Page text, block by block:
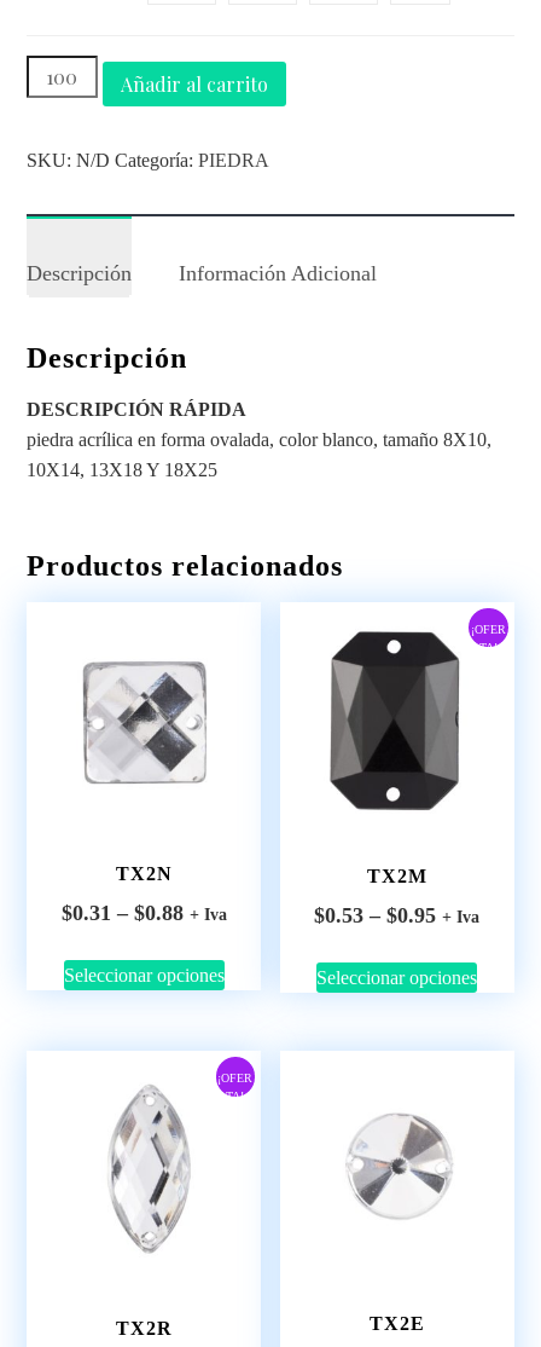
Añadir al carrito
SKU:N/D Categoría:PIEDRA
Descripción Información Adicional
Descripción
DESCRIPCIÓN RÁPIDA
piedra acrílica en forma ovalada, color blanco, tamaño 8X10,
10X14, 13X18 Y 18X25
Productos relacionados
TX2N
$0.31 – $0.88 + Iva
Seleccionar opciones
¡OFER
TA!
TX2M
$0.53 – $0.95 + Iva
Seleccionar opciones
¡OFER
TA!
TX2R TX2E